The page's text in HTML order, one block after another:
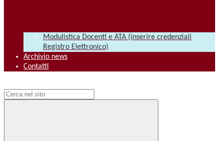
Modulistica Docenti e ATA (inserire credenziali
Registro Elettronico)
Archivio news
Contatti